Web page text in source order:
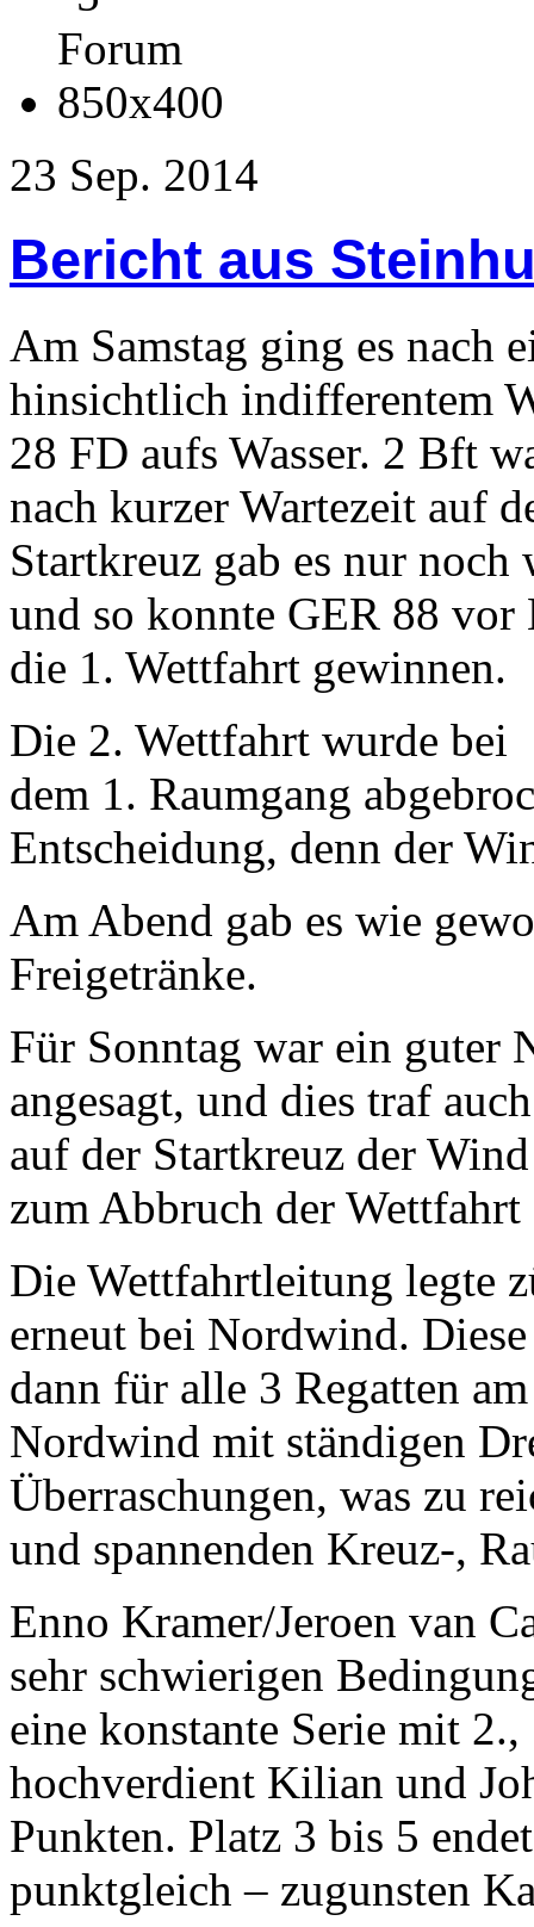
23 Sep. 2014
Bericht aus
Am Samstag ging es nach
hinsichtlich indifferentem
28 FD aufs Wasser. 2 Bft
nach kurzer Wartezeit auf
Startkreuz gab es nur
und so konnte GER 88
die 1. Wettfahrt gewinnen.
Die 2. Wettfahrt wurde bei
dem 1. Raumgang
Entscheidung, denn der
Am Abend gab es wie
Freigetränke.
Für Sonntag war ein guter
angesagt, und dies traf
auf der Startkreuz der
zum Abbruch der
Die Wettfahrtleitung legte
erneut bei Nordwind.
dann für alle 3 Regatten
Nordwind mit ständigen
Überraschungen, was zu
und spannenden Kreuz-,
Enno Kramer/Jeroen van
sehr schwierigen
eine konstante Serie mit
hochverdient Kilian und
Punkten. Platz 3 bis 5
punktgleich – zugunsten